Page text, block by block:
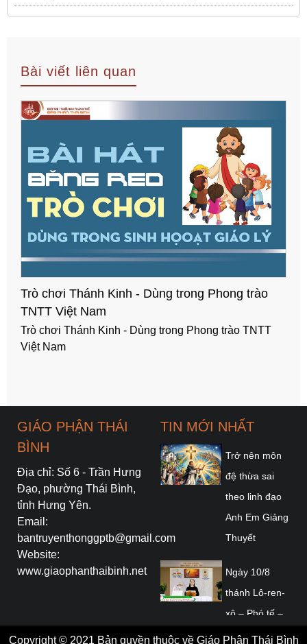
Bài viết liên quan
Trò chơi Thánh Kinh - Dùng trong Phong trào
TNTT Việt Nam
Trò chơi Thánh Kinh - Dùng trong Phong trào TNTT
Việt Nam
GIÁO PHẬN THÁI
BÌNH
Địa chỉ: Số 6 - Trần Hưng
Đạo, phường Thái Bình,
tỉnh Hưng Yên.
Email:
bantruyenthonggptb@gmail.com
Website:
www.giaophanthaibinh.net
TIN MỚI NHẤT
Trở nên môn
đệ thừa sai
theo linh đạo
Anh Em Giảng
Thuyết
Ngày 10/8
thánh Lô-ren-
xô – Phó tế –
Tử đạo/ Gia
Copyright © 2021 Bản quyền thuộc về Giáo Phận Thái Bình